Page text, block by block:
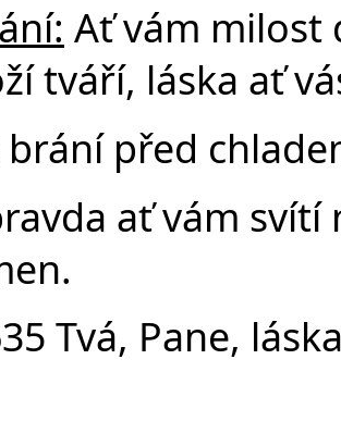
Ať vám milost
tváří, láska ať
brání před
ať vám
Tvá, Pane,